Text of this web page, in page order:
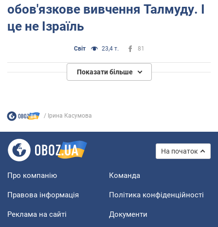
обов'язкове вивчення Талмуду. І
це не Ізраїль
Світ 23,4 т. 81
Показати більше
Ірина Касумова
На початок
Про компанію Команда
Правова інформація Політика конфіденційності
Реклама на сайті Документи